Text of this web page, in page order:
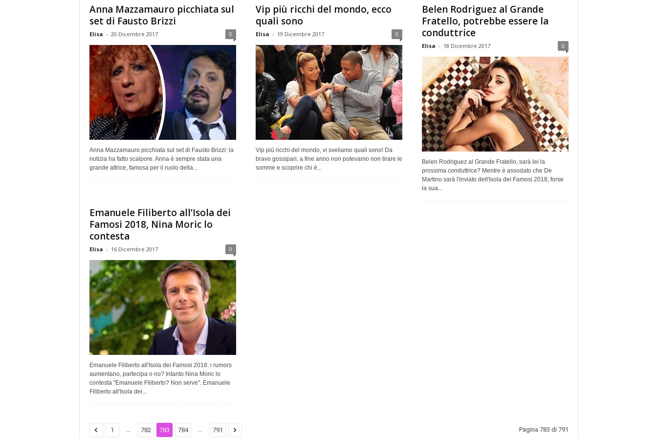
Anna Mazzamauro picchiata sul
set di Fausto Brizzi
Elisa - 20 Dicembre 2017 0
Anna Mazzamauro picchiata sul set di Fausto Brizzi: la
notizia ha fatto scalpore. Anna è sempre stata una
grande attrice, famosa per il ruolo della...
Vip più ricchi del mondo, ecco
quali sono
Elisa - 19 Dicembre 2017 0
Vip più ricchi del mondo, vi sveliamo quali sono! Da
bravo gossipari, a fine anno non potevamo non tirare le
somme e scoprire chi è...
Belen Rodriguez al Grande
Fratello, potrebbe essere la
conduttrice
Elisa - 18 Dicembre 2017 0
Belen Rodriguez al Grande Fratello, sarà lei la
prossima conduttrice? Mentre è assodato che De
Martino sarà l'inviato dell'Isola dei Famosi 2018, forse
la sua...
Emanuele Filiberto all’Isola dei
Famosi 2018, Nina Moric lo
contesta
Elisa - 16 Dicembre 2017 0
Emanuele Filiberto all'Isola dei Famosi 2018: i rumors
aumentano, partecipa o no? Intanto Nina Moric lo
contesta "Emanuele Filiberto? Non serve". Emanuele
Filiberto all'Isola dei...
1 ... 782 783 784 ... 791 Pagina 783 di 791